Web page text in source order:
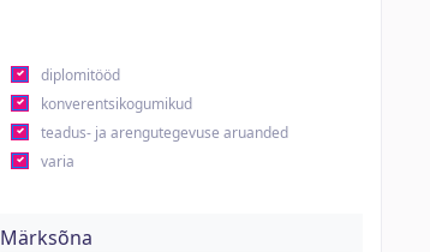
diplomitööd
konverentsikogumikud
teadus- ja arengutegevuse aruanded
varia
Märksõna